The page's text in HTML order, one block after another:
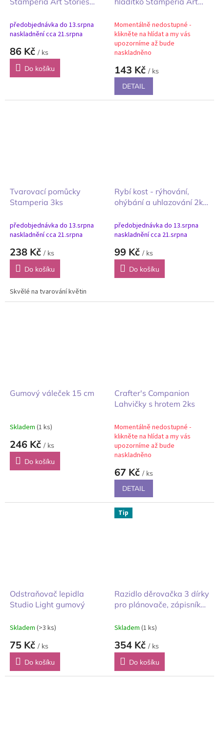
předobjednávka do 13.srpna
naskladnění cca 21.srpna
86 Kč / ks
Do košíku
Momentálně nedostupné -
klikněte na hlídat a my vás
upozorníme až bude
naskladněno
143 Kč / ks
DETAIL
Tvarovací pomůcky
Stamperia 3ks
předobjednávka do 13.srpna
naskladnění cca 21.srpna
238 Kč / ks
Do košíku
Skvělé na tvarování květin
Rybí kost - rýhování,
ohýbání a uhlazování 2ks
předobjednávka do 13.srpna
naskladnění cca 21.srpna
99 Kč / ks
Do košíku
Gumový váleček 15 cm
Skladem (1 ks)
246 Kč / ks
Do košíku
Crafter's Companion
Lahvičky s hrotem 2ks
Momentálně nedostupné -
klikněte na hlídat a my vás
upozorníme až bude
naskladněno
67 Kč / ks
DETAIL
Odstraňovač lepidla
Studio Light gumový
Skladem (>3 ks)
75 Kč / ks
Do košíku
Tip
Razidlo děrovačka 3 dírky
pro plánovače, zápisníky
Skladem (1 ks)
354 Kč / ks
Do košíku